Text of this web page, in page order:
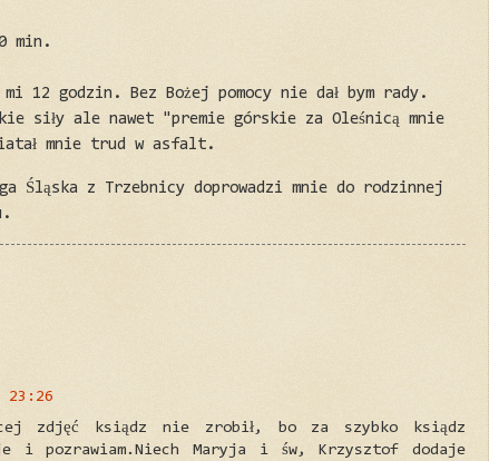
min.
12 godzin. Bez Bożej pomocy nie dał bym rady.
siły ale nawet "premie górskie za Oleśnicą mnie
mnie trud w asfalt.
Śląska z Trzebnicy doprowadzi mnie do rodzinnej
23:26
zdjęć ksiądz nie zrobił, bo za szybko ksiądz
i pozrawiam.Niech Maryja i św, Krzysztof dodaje